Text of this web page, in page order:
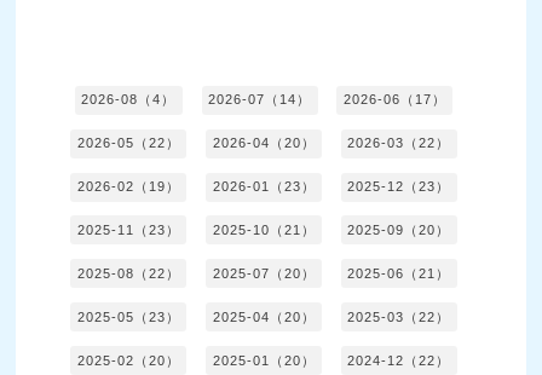
2026-08（4） 2026-07（14） 2026-06（17）
2026-05（22） 2026-04（20） 2026-03（22）
2026-02（19） 2026-01（23） 2025-12（23）
2025-11（23） 2025-10（21） 2025-09（20）
2025-08（22） 2025-07（20） 2025-06（21）
2025-05（23） 2025-04（20） 2025-03（22）
2025-02（20） 2025-01（20） 2024-12（22）